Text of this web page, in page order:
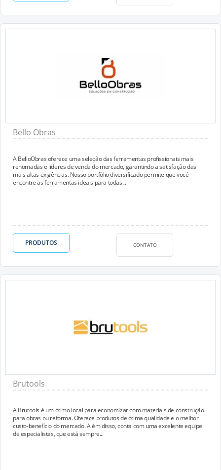
Bello Obras
A BelloObras oferece uma seleção das ferramentas profissionais mais
renomadas e líderes de venda do mercado, garantindo a satisfação das
mais altas exigências. Nosso portfólio diversificado permite que você
encontre as ferramentas ideais para todas...
PRODUTOS CONTATO
Brutools
A Brutools é um ótimo local para economizar com materiais de construção
para obras ou reforma. Oferece produtos de ótima qualidade e o melhor
custo-benefício do mercado. Além disso, conta com uma excelente equipe
de especialistas, que está sempre...